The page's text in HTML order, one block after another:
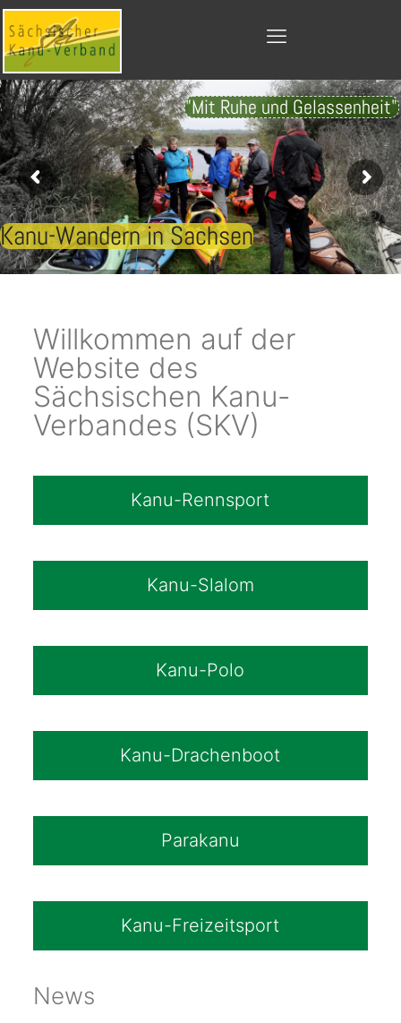
"Mit Ruhe und Gelassenheit"
Kanu-Wandern in Sachsen
Willkommen auf der
Website des
Sächsischen Kanu-
Verbandes (SKV)
Kanu-Rennsport
Kanu-Slalom
Kanu-Polo
Kanu-Drachenboot
Parakanu
Kanu-Freizeitsport
News